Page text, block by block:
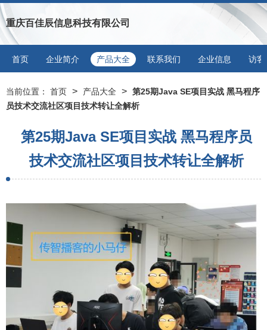
重庆百佳辰信息科技有限公司
首页 企业简介 产品大全 联系我们 企业信息 访客
当前位置： 首页 > 产品大全 > 第25期Java SE项目实战 黑马程序
员技术交流社区项目技术转让全解析
第25期Java SE项目实战 黑马程序员
技术交流社区项目技术转让全解析